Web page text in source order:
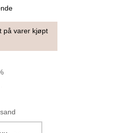
på varer kjøpt